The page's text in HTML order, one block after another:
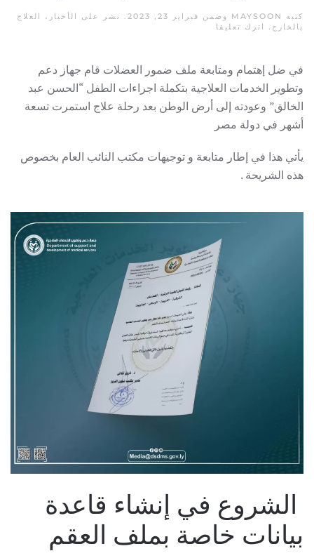
كتبه MAYSOON وضمن فبراير 23, 2023 . نشر على الأخبار ،
العلاج
بالخارج
اترك تعليقا
في ضل إهتمام ومتابعة ملف ضمور العضلات قام جهاز دعم
وتطوير الخدمات العلاجية بتكملة اجراءات الطفل “الحسن عبد
الخالق” وعودته إلى أرض الوطن بعد رحلة علاج استمرت تسعة
أشهر في دولة مصر
يأتي هذا في إطار متابعة و توجيهات مكتب النائب العام بخصوص
هذه الشريحة .
الشروع في إنشاء قاعدة
بيانات خاصة بملف العقم